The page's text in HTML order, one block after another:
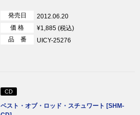
発売日
2012.06.20
価 格
¥1,885 (税込)
品 番
UICY-25276
CD
ベスト・オブ・ロッド・スチュワート [SHM-